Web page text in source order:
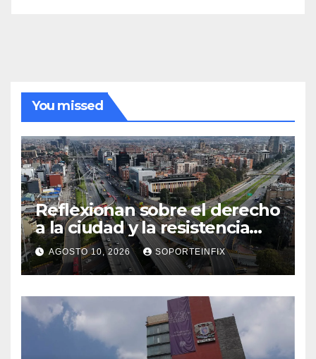
You missed
Reflexionan sobre el derecho
a la ciudad y la resistencia
desde el barrio
AGOSTO 10, 2026 SOPORTEINFIX